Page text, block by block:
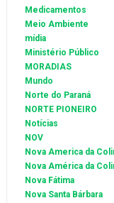
Medicamentos
Meio Ambiente
mídia
Ministério Público
MORADIAS
Mundo
Norte do Paraná
NORTE PIONEIRO
Notícias
NOV
Nova America da
Nova América da
Nova Fátima
Nova Santa Bárbara